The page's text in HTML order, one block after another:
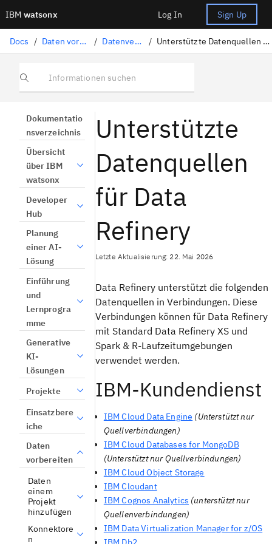
IBM watsonx Log In Sign Up
Docs / Daten vorbereiten / Datenveredlung / Unterstützte Datenquellen für Data Refinery
Informationen suchen
Dokumentatio
nsverzeichnis
Übersicht
über IBM
watsonx
Developer
Hub
Planung
einer AI-
Lösung
Einführung
und
Lernprogra
mme
Generative
KI-
Lösungen
Projekte
Einsatzbere
iche
Daten
vorbereiten
Daten
einem
Projekt
hinzufügen
Konnektore
n
Unterstützte
Datenquellen
für Data
Refinery
Letzte Aktualisierung: 22. Mai 2026
Data Refinery unterstützt die folgenden
Datenquellen in Verbindungen. Diese
Verbindungen können für Data Refinery
mit Standard Data Refinery XS und
Spark & R-Laufzeitumgebungen
verwendet werden.
IBM-Kundendienst
IBM Cloud Data Engine (Unterstützt nur
Quellverbindungen)
IBM Cloud Databases for MongoDB
(Unterstützt nur Quellverbindungen)
IBM Cloud Object Storage
IBM Cloudant
IBM Cognos Analytics (unterstützt nur
Quellenverbindungen)
IBM Data Virtualization Manager for z/OS